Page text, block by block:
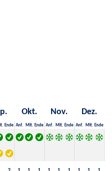
Okt. Nov. Dez.
Ende Anf. Mit. Ende Anf. Mit. Ende Anf. Mit. Ende